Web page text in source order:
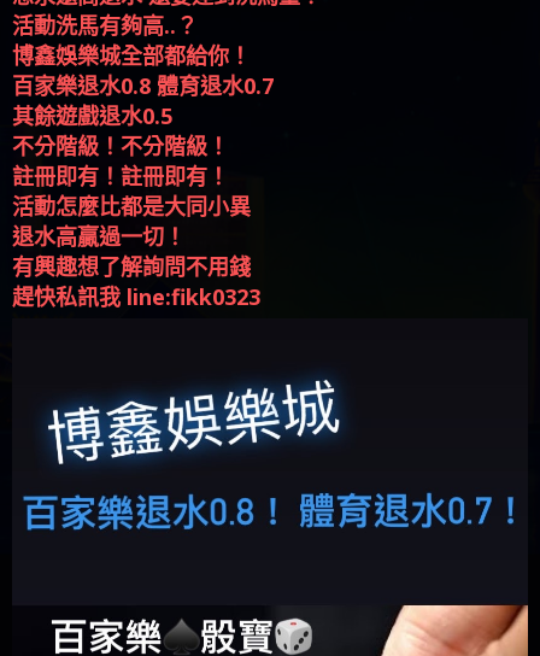
百家樂退水0.8 體育退水0.7
其餘遊戲退水0.5
不分階級！不分階級！
註冊即有！註冊即有！
活動怎麼比都是大同小異
退水高贏過一切！
有興趣想了解詢問不用錢
趕快私訊我 line:fikk0323